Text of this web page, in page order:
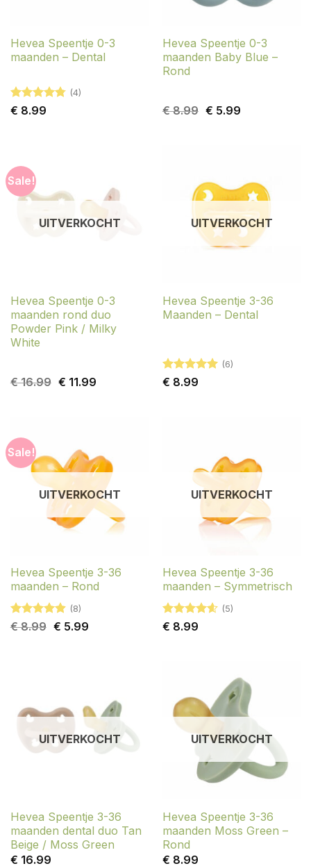
Hevea Speentje 0-3
maanden – Dental
Gewaardeerd
(4)
€ 8.99
Hevea Speentje 0-3
maanden Baby Blue –
Rond
€8.99 Oorspronkelijke
€ 5.99Huidige
Sale!
UITVERKOCHT
Hevea Speentje 0-3
maanden rond duo
Powder Pink / Milky
White
€16.99 Oorspronkelijke
€ 11.99Huidige
UITVERKOCHT
Hevea Speentje 3-36
Maanden – Dental
Gewaardeerd
(6)
€ 8.99
Sale!
UITVERKOCHT
Hevea Speentje 3-36
maanden – Rond
Gewaardeerd
(8)
€8.99 Oorspronkelijke
€ 5.99Huidige
UITVERKOCHT
Hevea Speentje 3-36
maanden – Symmetrisch
Gewaardeerd
(5)
€ 8.99
UITVERKOCHT
Hevea Speentje 3-36
maanden dental duo Tan
Beige / Moss Green
€ 16.99
UITVERKOCHT
Hevea Speentje 3-36
maanden Moss Green –
Rond
€ 8.99